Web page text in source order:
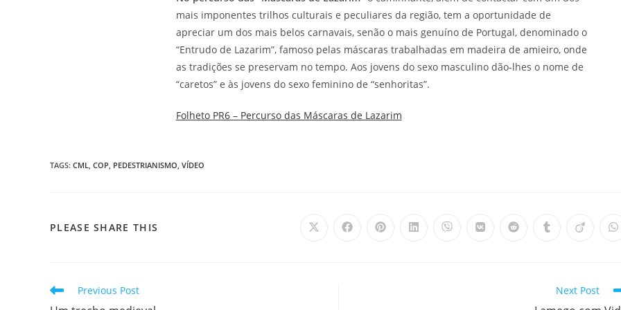
mais imponentes trilhos culturais e peculiares da região, tem a oportunidade de
apreciar um dos mais belos carnavais, senão o mais genuíno de Portugal, denominado o
“Entrudo de Lazarim”, famoso pelas máscaras trabalhadas em madeira de amieiro, onde
as tradições se preservam no tempo. Aos jovens do sexo masculino dão-lhes o nome de
“caretos” e às jovens do sexo feminino de “senhoritas”.
Folheto PR6 – Percurso das Máscaras de Lazarim
TAGS: CML COP PEDESTRIANISMO VÍDEO
PLEASE SHARE THIS Opens Opens Opens Opens Opens Opens Opens Opens Opens
Read
Previous Post Next Post